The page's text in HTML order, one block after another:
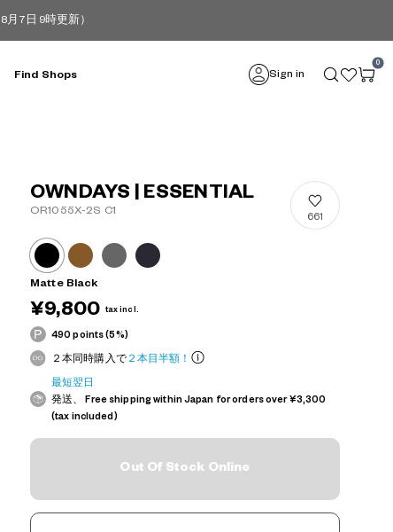
7日 9時更新）
Find Shops Sign in
0
OWNDAYS | ESSENTIAL
OR1055X-2S C1
661
Matte Black
¥9,800 tax incl.
490 points (5%)
２本同時購入で２本目半額！
最短翌日
発送、 Free shipping within Japan for orders over ¥3,300
(tax included)
Out Of Stock Online